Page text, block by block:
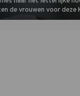
de vrouwen voor deze
is vlak.